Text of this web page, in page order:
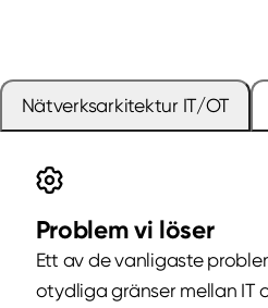
Nätverksarkitektur IT/OT
Problem vi löser
Ett av de vanligaste
otydliga gränser mellan IT